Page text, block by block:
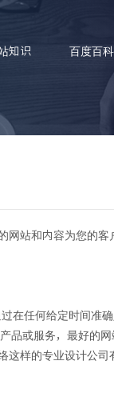
知识 百度百科
推动电
站和内容为您的客
在任何给定时间准
或服务，最好的
样的专业设计公司